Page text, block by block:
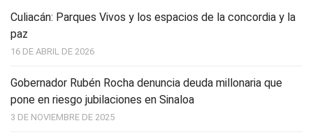
Culiacán: Parques Vivos y los espacios de la concordia y la
paz
16 DE ABRIL DE 2026
Gobernador Rubén Rocha denuncia deuda millonaria que
pone en riesgo jubilaciones en Sinaloa
3 DE NOVIEMBRE DE 2025